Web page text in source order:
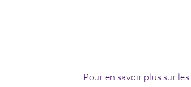
Pour en savoir plus sur